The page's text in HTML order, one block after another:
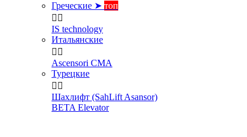
Греческие ➤ топ
 
IS technology
Итальянские
 
Ascensori CMA
Турецкие
 
Шахлифт (SahLift Asansor)
BETA Elevator